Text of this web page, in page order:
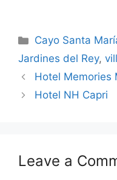
Categories
Cayo Santa
Jardines del Rey,
Hotel Memories
Hotel NH Capri
Leave a